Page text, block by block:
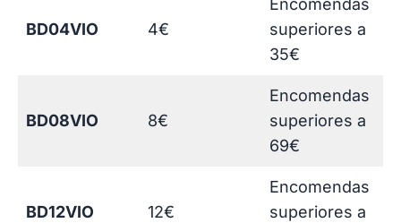
BD04VIO 4€
Encomendas
superiores a
35€
BD08VIO 8€
Encomendas
superiores a
69€
BD12VIO 12€
Encomendas
superiores a